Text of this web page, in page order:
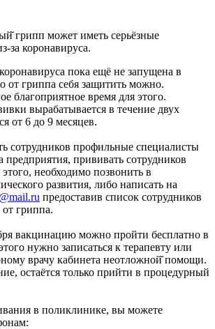
грипп может иметь серьёзные
за коронавируса.
пока ещё не запущена в
от гриппа себя защитить можно.
благоприятное время для этого.
вырабатывается в течение двух
от 6 до 9 месяцев.
сотрудников профильные специалисты
предприятия, прививать сотрудников
необходимо позвонить в
развития, либо написать на
предоставив список сотрудников
гриппа.
вакцинацию можно пройти бесплатно в
нужно записаться к терапевту или
врачу кабинета неотложной̆ помощи.
остаётся только прийти в процедурный
в поликлинике, вы можете